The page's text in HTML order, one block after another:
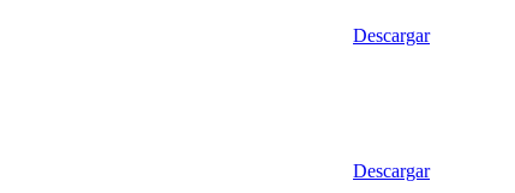
Descargar
Descargar